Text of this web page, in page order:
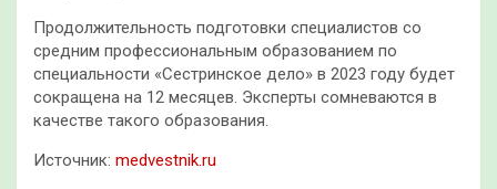
Продолжительность подготовки специалистов со
средним профессиональным образованием по
специальности «Сестринское дело» в 2023 году будет
сокращена на 12 месяцев. Эксперты сомневаются в
качестве такого образования.
Источник: medvestnik.ru